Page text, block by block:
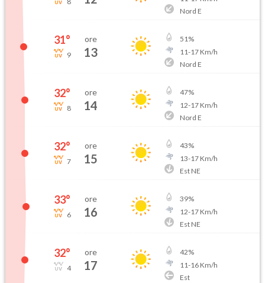
Nord E
31°
9
ore
13
51%
11-17Km/h
Nord E
32°
8
ore
14
47%
12-17Km/h
Nord E
32°
7
ore
15
43%
13-17Km/h
Est NE
33°
6
ore
16
39%
12-17Km/h
Est NE
32°
4
ore
17
42%
11-16Km/h
Est